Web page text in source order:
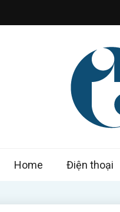
Home Điện thoại